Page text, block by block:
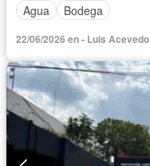
Agua
Bodega
22/06/2026 en - Luis Acevedo